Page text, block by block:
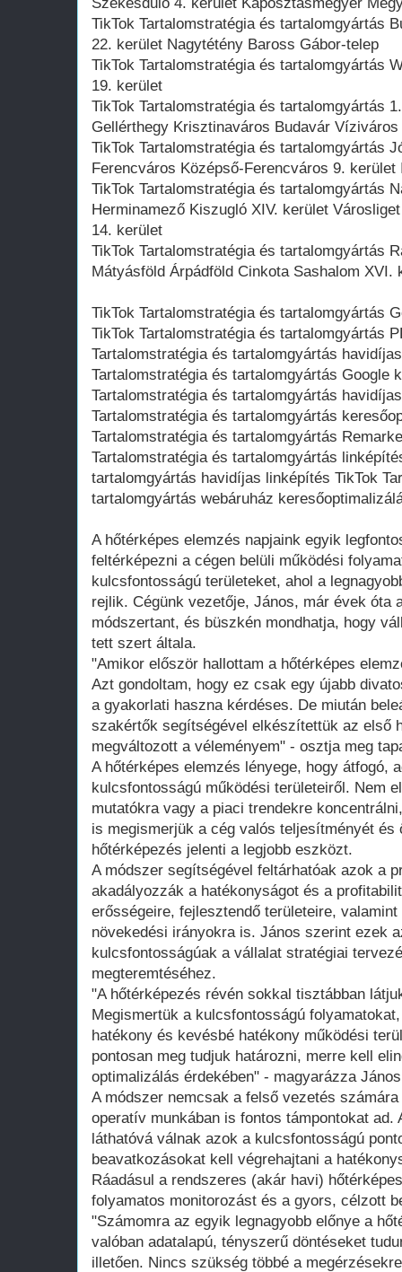
TikTok Tartalomstratégia és tartalomgyártás
22. kerület Nagytétény Baross Gábor-telep
TikTok Tartalomstratégia és tartalomgyártás
19. kerület
TikTok Tartalomstratégia és tartalomgyártás
Gellérthegy Krisztinaváros Budavár Víziváros
TikTok Tartalomstratégia és tartalomgyártás
Ferencváros Középső-Ferencváros 9.
TikTok Tartalomstratégia és tartalomgyártás
Herminamező Kiszugló XIV. kerület
14. kerület
TikTok Tartalomstratégia és tartalomgyártás
Mátyásföld Árpádföld Cinkota Sashalom XVI.
TikTok Tartalomstratégia és tartalomgyártás
TikTok Tartalomstratégia és tartalomgyártás
Tartalomstratégia és tartalomgyártás
Tartalomstratégia és tartalomgyártás Google
Tartalomstratégia és tartalomgyártás
Tartalomstratégia és tartalomgyártás
Tartalomstratégia és tartalomgyártás
Tartalomstratégia és tartalomgyártás
tartalomgyártás havidíjas linképítés TikTok
tartalomgyártás webáruház
A hőtérképes elemzés napjaink egyik
feltérképezni a cégen belüli működési
kulcsfontosságú területeket, ahol a
rejlik. Cégünk vezetője, János, már évek óta
módszertant, és büszkén mondhatja, hogy
tett szert általa.
"Amikor először hallottam a hőtérképes
Azt gondoltam, hogy ez csak egy újabb
a gyakorlati haszna kérdéses. De miután
szakértők segítségével elkészítettük az első
megváltozott a véleményem" - osztja meg
A hőtérképes elemzés lényege, hogy átfogó,
kulcsfontosságú működési területeiről. Nem
mutatókra vagy a piaci trendekre
is megismerjük a cég valós teljesítményét és
hőtérképezés jelenti a legjobb eszközt.
A módszer segítségével feltárhatóak azok a
akadályozzák a hatékonyságot és a
erősségeire, fejlesztendő területeire,
növekedési irányokra is. János szerint ezek
kulcsfontosságúak a vállalat stratégiai
megteremtéséhez.
"A hőtérképezés révén sokkal tisztábban
Megismertük a kulcsfontosságú
hatékony és kevésbé hatékony működési
pontosan meg tudjuk határozni, merre kell
optimalizálás érdekében" - magyarázza
A módszer nemcsak a felső vezetés
operatív munkában is fontos támpontokat ad.
láthatóvá válnak azok a kulcsfontosságú
beavatkozásokat kell végrehajtani a
Ráadásul a rendszeres (akár havi)
folyamatos monitorozást és a gyors, célzott
"Számomra az egyik legnagyobb előnye a
valóban adatalapú, tényszerű döntéseket
illetően. Nincs szükség többé a